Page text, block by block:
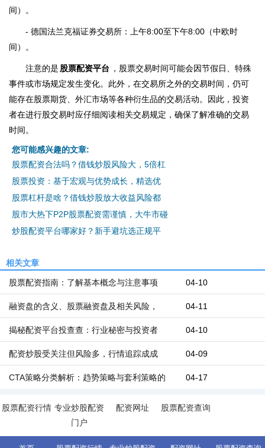
间）。
- 德国法兰克福证券交易所：上午8:00至下午8:00（中欧时
间）。
注意的是 股票配资平台 ，股票交易时间可能会因节假日、特殊
事件或市场规定发生变化。此外，在交易所之外的交易时间，仍可
能存在股票期货、外汇市场等各种衍生品的交易活动。因此，投资
者在进行股交易时应仔细阅读相关交易规定，确保了解准确的交易
时间。
您可能感兴趣的文章:
股票配资合法吗？借钱炒股风险大，5倍杠
股票投资：基于宏观与优势成长，精选优
股票杠杆是啥？借钱炒股放大收益风险都
股市大热下P2P股票配资需谨慎，大牛市碰
炒股配资平台哪家好？新手避坑选正规平
相关文章
04-10
股票配资指南：了解基本概念与注意事项
04-11
融资盘的含义、股票融资盘及相关风险，
04-10
揭秘配资平台投查查：行业秘密与投资者
04-09
配资炒股受关注但风险多，行情追踪成成
04-17
CTA策略分类解析：趋势策略与套利策略的
股票配资行情 专业炒股配资
门户
配资网址 股票配资查询